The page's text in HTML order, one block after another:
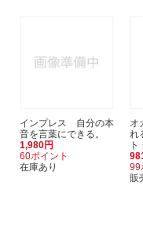
インプレス 自分の本
音を言葉にできる。
1,980円
60ポイント
在庫あり
オ
れ
ト
99
販